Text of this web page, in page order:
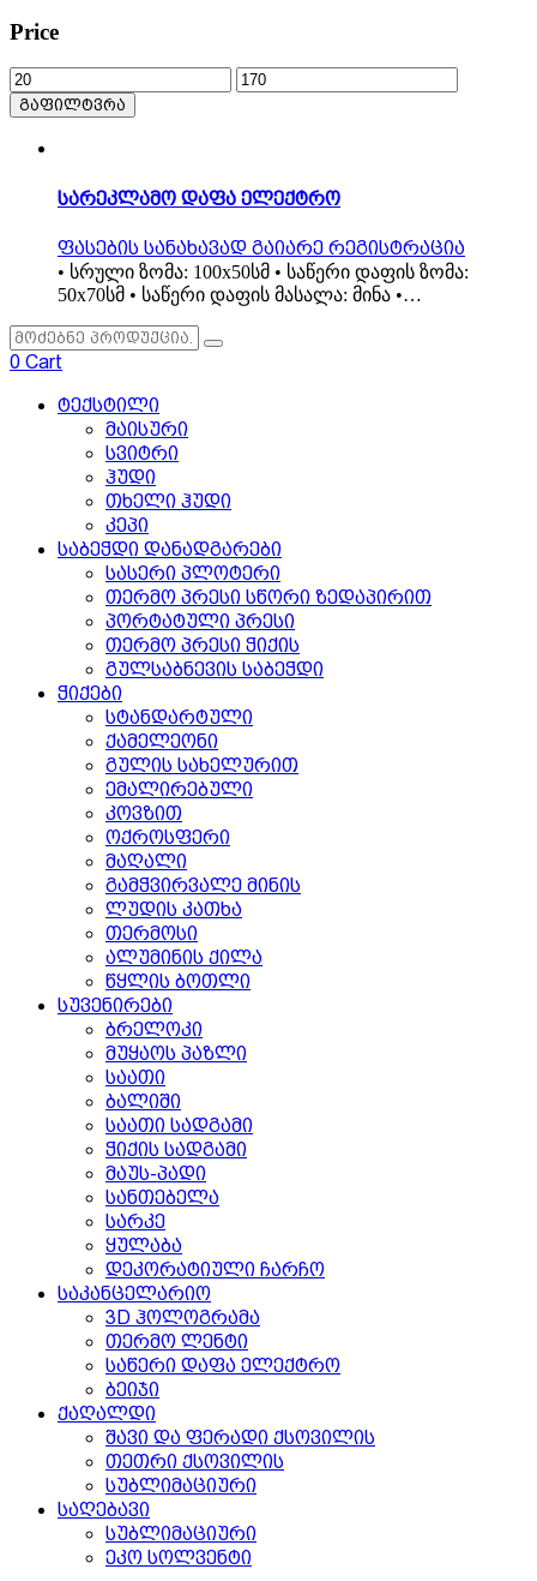
Price
მინიმალური
ფასი
მაქსიმალური
გაფილტვრა
სარეკლამო დაფა ელექტრო
ფასების სანახავად გაიარე რეგისტრაცია
• სრული ზომა: 100x50სმ • საწერი დაფის ზომა:
50x70სმ • საწერი დაფის მასალა: მინა •…
0 Cart
ტექსტილი
მაისური
სვიტრი
ჰუდი
თხელი ჰუდი
კეპი
საბეჭდი დანადგარები
სასერი პლოტერი
თერმო პრესი სწორი ზედაპირით
პორტატული პრესი
თერმო პრესი ჭიქის
გულსაბნევის საბეჭდი
ჭიქები
სტანდარტული
ქამელეონი
გულის სახელურით
ემალირებული
კოვზით
ოქროსფერი
მაღალი
გამჭვირვალე მინის
ლუდის კათხა
თერმოსი
ალუმინის ქილა
წყლის ბოთლი
სუვენირები
ბრელოკი
მუყაოს პაზლი
საათი
ბალიში
საათი სადგამი
ჭიქის სადგამი
მაუს-პადი
სანთებელა
სარკე
ყულაბა
დეკორატიული ჩარჩო
საკანცელარიო
3D ჰოლოგრამა
თერმო ლენტი
საწერი დაფა ელექტრო
ბეიჯი
ქაღალდი
შავი და ფერადი ქსოვილის
თეთრი ქსოვილის
სუბლიმაციური
საღებავი
სუბლიმაციური
ეკო სოლვენტი